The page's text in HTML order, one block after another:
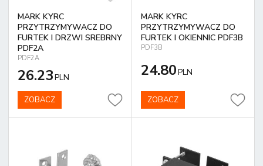
MARK KYRC
PRZYTRZYMYWACZ DO
FURTEK I DRZWI SREBRNY
PDF2A
PDF2A
26.23PLN
ZOBACZ
MARK KYRC
PRZYTRZYMYWACZ DO
FURTEK I OKIENNIC PDF3B
PDF3B
24.80PLN
ZOBACZ